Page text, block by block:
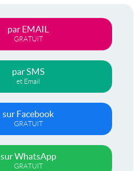
par EMAIL
GRATUIT
par SMS
et Email
sur Facebook
GRATUIT
sur WhatsApp
GRATUIT